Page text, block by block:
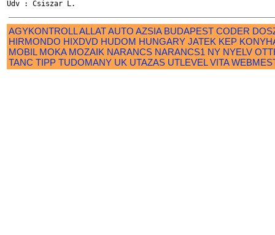
AGYKONTROLLALLATAUTO AZSIA BUDAPEST CODER
HIRMONDO HIXDVD HUDOM HUNGARY JATEK KEP
MOBIL MOKA MOZAIK NARANCS NARANCS1 NY NYELV
TANC TIPP TUDOMANY UK UTAZAS UTLEVEL VITA